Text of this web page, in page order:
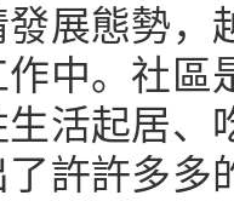
展態勢，
中。社區
活起居
許許多多